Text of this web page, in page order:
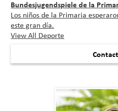
Bundesjugendspiele de la
Los niños de la Primaria
este gran día.
View All Deporte